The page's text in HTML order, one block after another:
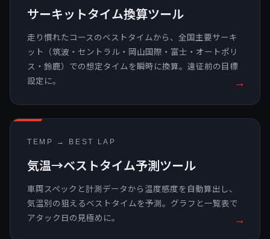
サーキットタイム換算ツール
走り慣れたコースのベストタイムから、全国主要サーキ
ット（筑波・セントラル・岡山国際・富士・オートポリ
ス・鈴鹿）での想定タイムを瞬時に換算。遠征前の目標
設定に。
→
TEMP → BEST LAP
気温→ベストタイム予測ツール
車両スペックと計測データから温度感度を自動算出し、
気温別の狙えるベストタイムを予測。グラフと一覧表で
アタック日の見極めに。
→